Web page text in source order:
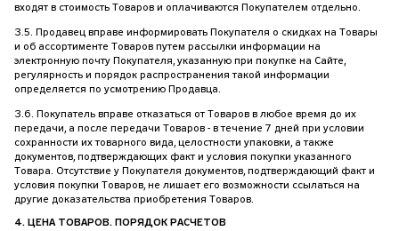
входят в стоимость Товаров и оплачиваются Покупателем отдельно.
3.5. Продавец вправе информировать Покупателя о скидках на Товары
и об ассортименте Товаров путем рассылки информации на
электронную почту Покупателя, указанную при покупке на Сайте,
регулярность и порядок распространения такой информации
определяется по усмотрению Продавца.
3.6. Покупатель вправе отказаться от Товаров в любое время до их
передачи, а после передачи Товаров - в течение 7 дней при условии
сохранности их товарного вида, целостности упаковки, а также
документов, подтверждающих факт и условия покупки указанного
Товара. Отсутствие у Покупателя документов, подтверждающий факт и
условия покупки Товаров, не лишает его возможности ссылаться на
другие доказательства приобретения Товаров.
4. ЦЕНА ТОВАРОВ. ПОРЯДОК РАСЧЕТОВ